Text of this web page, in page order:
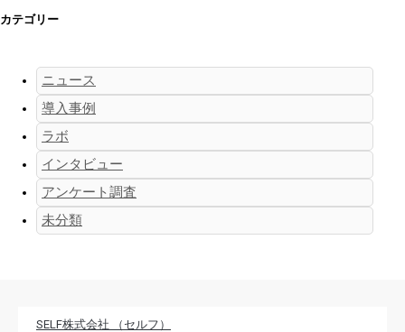
カテゴリー
ニュース
導入事例
ラボ
インタビュー
アンケート調査
未分類
SELF株式会社 （セルフ）